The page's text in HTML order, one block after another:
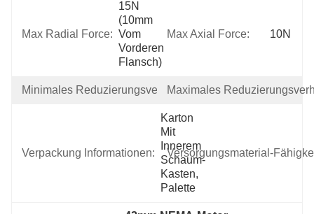
Max Radial Force:
15N
(10mm
Vom
Vorderen
Flansch)
Max Axial Force: 10N
Minimales Reduzierungsverhältnis: 1/4
Maximales
Verpackung Informationen:
Karton
Mit
Innerem
Schaum-
Kasten,
Palette
Versorgungsmaterial-